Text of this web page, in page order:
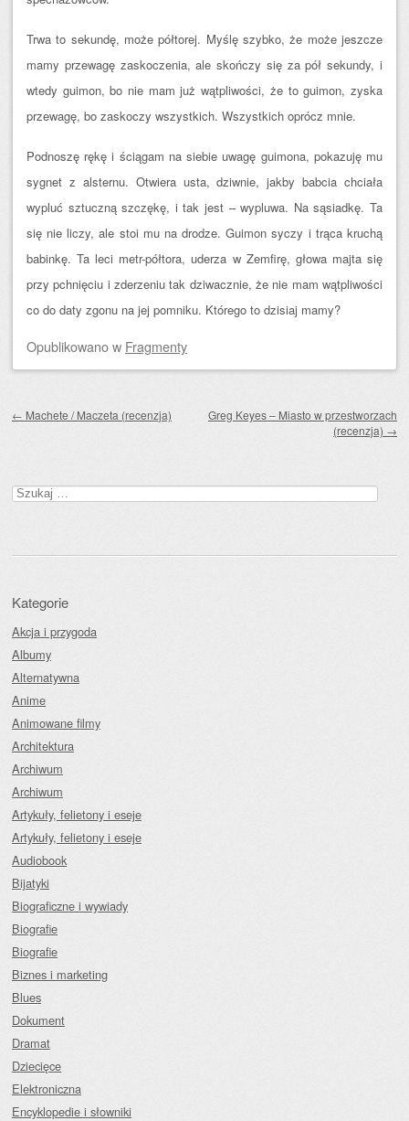
Trwa to sekundę, może półtorej. Myślę szybko, że może jeszcze
mamy przewagę zaskoczenia, ale skończy się za pół sekundy, i
wtedy guimon, bo nie mam już wątpliwości, że to guimon, zyska
przewagę, bo zaskoczy wszystkich. Wszystkich oprócz mnie.
Podnoszę rękę i ściągam na siebie uwagę guimona, pokazuję mu
sygnet z alsternu. Otwiera usta, dziwnie, jakby babcia chciała
wypluć sztuczną szczękę, i tak jest – wypluwa. Na sąsiadkę. Ta
się nie liczy, ale stoi mu na drodze. Guimon syczy i trąca kruchą
babinkę. Ta leci metr-półtora, uderza w Zemfirę, głowa majta się
przy pchnięciu i zderzeniu tak dziwacznie, że nie mam wątpliwości
co do daty zgonu na jej pomniku. Którego to dzisiaj mamy?
Opublikowanow Fragmenty
← Machete / Maczeta (recenzja)
Greg Keyes – Miasto w przestworzach
(recenzja) →
Szukaj:
Kategorie
Akcja i przygoda
Albumy
Alternatywna
Anime
Animowane filmy
Architektura
Archiwum
Archiwum
Artykuły, felietony i eseje
Artykuły, felietony i eseje
Audiobook
Bijatyki
Biograficzne i wywiady
Biografie
Biografie
Biznes i marketing
Blues
Dokument
Dramat
Dziecięce
Elektroniczna
Encyklopedie i słowniki